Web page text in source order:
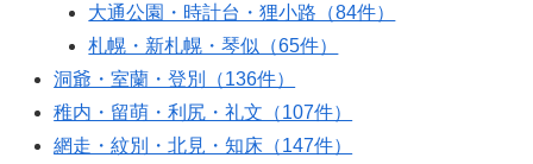
大通公園・時計台・狸小路（84件）
札幌・新札幌・琴似（65件）
洞爺・室蘭・登別（136件）
稚内・留萌・利尻・礼文（107件）
網走・紋別・北見・知床（147件）